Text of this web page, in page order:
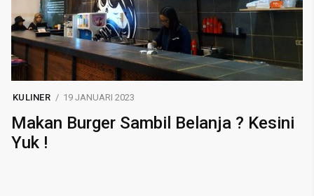
KULINER 19 JANUARI 2023
Makan Burger Sambil Belanja ? Kesini
Yuk !